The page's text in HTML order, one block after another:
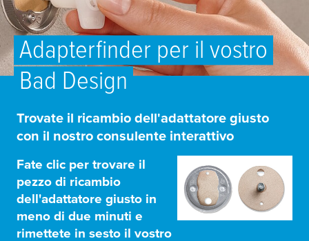
Adapterfinder per il vostro
Bad Design
Trovate il ricambio dell'adattatore giusto
con il nostro consulente interattivo
Fate clic per trovare il
pezzo di ricambio
dell'adattatore giusto in
meno di due minuti e
rimettete in sesto il vostro